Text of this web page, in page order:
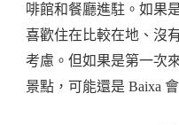
啡館和餐廳進駐。如果
喜歡住在比較在地、沒
考慮。但如果是第一次
景點，可能還是 Baixa